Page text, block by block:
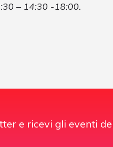
– 14:30 -18:00.
e ricevi gli eventi